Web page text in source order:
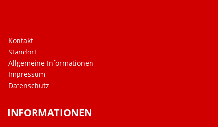
Kontakt
Standort
Allgemeine Informationen
Impressum
Datenschutz
INFORMATIONEN